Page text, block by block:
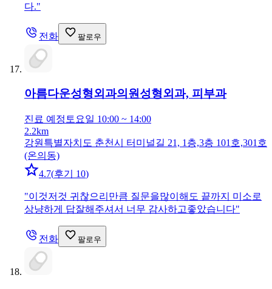
다."
전화 팔로우
아름다운성형외과의원성형외과, 피부과
진료 예정 토요일 10:00 ~ 14:00
2.2km
강원특별자치도 춘천시 터미널길 21, 1층,3층 101호,301호
(온의동)
4.7(후기 10)
"이것저것 귀찮으리만큼 질문을많이해도 끝까지 미소로
상냥하게 답잘해주셔서 너무 감사하고좋았습니다"
전화 팔로우